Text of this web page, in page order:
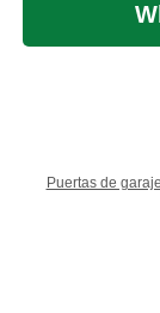
Puertas de garaje